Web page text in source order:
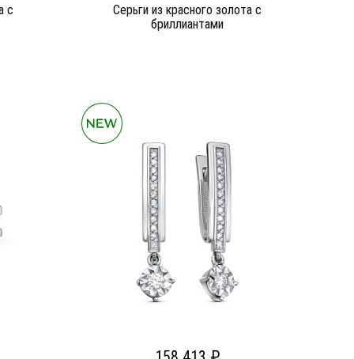
c
Серьги из красного золота c
бриллиантами